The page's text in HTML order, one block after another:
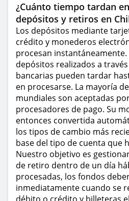
¿Cuánto tiempo tardan
depósitos y retiros en
Los depósitos mediante
crédito y monederos
procesan instantáneamente.
depósitos realizados a
bancarias pueden tardar
en procesarse. La mayoría
mundiales son aceptadas
procesadores de pago. Su
entonces convertida
los tipos de cambio más
base del tipo de cuenta que
Nuestro objetivo es
de retiro dentro de un día
procesadas, los fondos
inmediatamente cuando se